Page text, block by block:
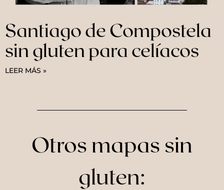
Santiago de Compostela
sin gluten para celíacos
LEER MÁS »
Otros mapas sin
gluten: